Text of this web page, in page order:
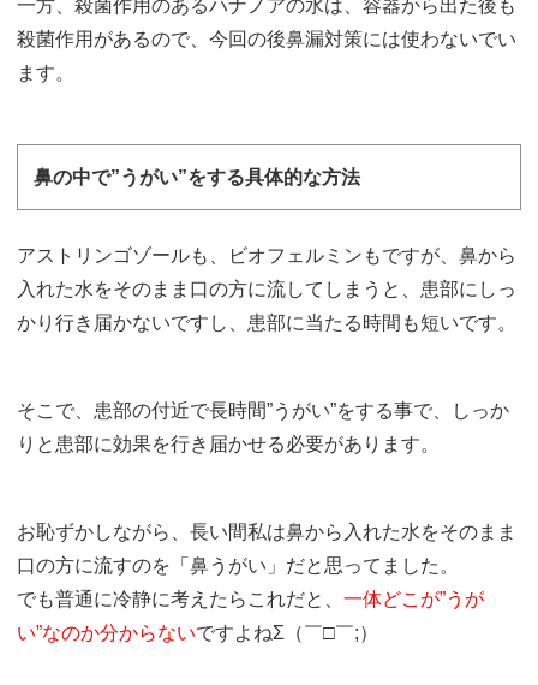
一方、殺菌作用のあるハナノアの水は、容器から出た後も
殺菌作用があるので、今回の後鼻漏対策には使わないでい
ます。
鼻の中で”うがい”をする具体的な方法
アストリンゴゾールも、ビオフェルミンもですが、鼻から
入れた水をそのまま口の方に流してしまうと、患部にしっ
かり行き届かないですし、患部に当たる時間も短いです。
そこで、患部の付近で長時間”うがい”をする事で、しっか
りと患部に効果を行き届かせる必要があります。
お恥ずかしながら、長い間私は鼻から入れた水をそのまま
口の方に流すのを「鼻うがい」だと思ってました。
でも普通に冷静に考えたらこれだと、一体どこが”うが
い”なのか分からないですよねΣ（￣□￣;）